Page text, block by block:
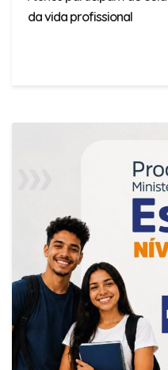
da vida profissional